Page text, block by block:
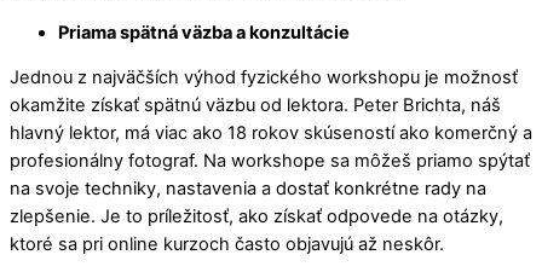
Priama spätná väzba a konzultácie
Jednou z najväčších výhod fyzického workshopu je možnosť
okamžite získať spätnú väzbu od lektora. Peter Brichta, náš
hlavný lektor, má viac ako 18 rokov skúseností ako komerčný a
profesionálny fotograf. Na workshope sa môžeš priamo spýtať
na svoje techniky, nastavenia a dostať konkrétne rady na
zlepšenie. Je to príležitosť, ako získať odpovede na otázky,
ktoré sa pri online kurzoch často objavujú až neskôr.